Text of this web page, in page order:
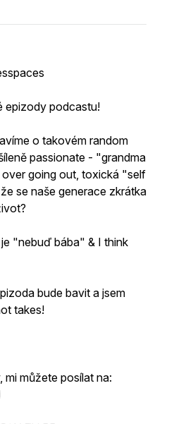
epizody podcastu!
o takovém random
passionate - "grandma
going out, toxická "self
se naše generace zkrátka
"nebuď bába" & I think
bude bavit a jsem
takes!
můžete posílat na: